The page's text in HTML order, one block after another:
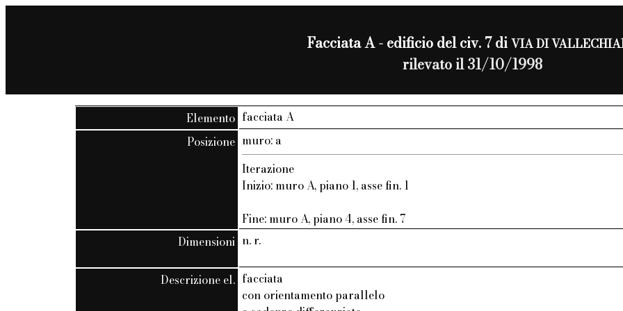
Facciata A - edificio del civ. 7 diVIA DI
rilevato il 31/10/1998
Elemento facciata A
Posizione muro: a
Iterazione
Inizio: muro A, piano 1, asse fin. 1
Fine: muro A, piano 4, asse fin. 7
Dimensioni n. r.
Descrizione el. facciata
con orientamento parallelo